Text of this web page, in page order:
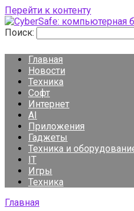
Перейти к контенту
Поиск:
Главная
Новости
Техника
Софт
Интернет
AI
Приложения
Гаджеты
Техника и
IT
Игры
Техника
Главная